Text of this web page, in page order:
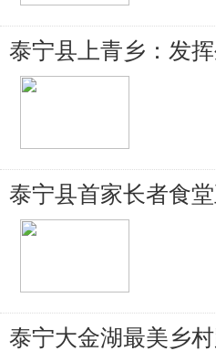
泰宁县上青乡：发
泰宁县首家长者食
泰宁大金湖最美乡